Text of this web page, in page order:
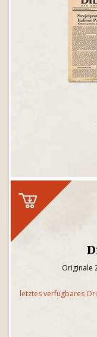
Originale
letztes verfügbares